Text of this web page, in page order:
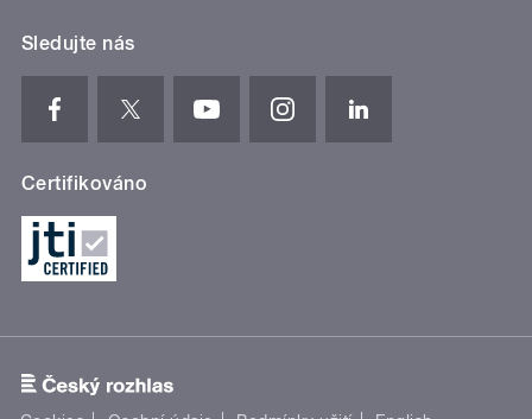
Sledujte nás
Certifikováno